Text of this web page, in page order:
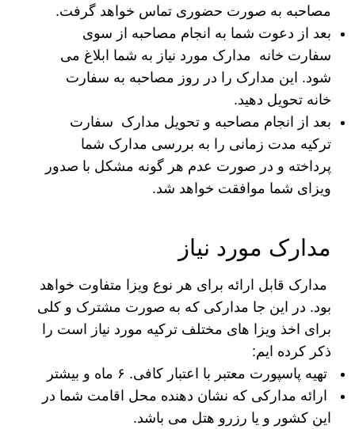
مصاحبه به صورت حضوری تماس خواهد گرفت.
بعد از دعوت شما به انجام مصاحبه از سوی
سفارت خانه مدارک مورد نیاز به شما ابلاغ می
شود. این مدارک را در روز مصاحبه به سفارت
خانه تحویل دهید.
بعد از انجام مصاحبه و تحویل مدارک سفارت
ترکیه مدت زمانی را به بررسی مدارک شما
پرداخته و در صورت عدم هر گونه مشکل با صدور
ویزای شما موافقت خواهد شد.
مدارک مورد نیاز
مدارک قابل ارائه برای هر نوع ویزا متفاوت خواهد
بود. در این جا مدارکی که به صورت مشترک و کلی
برای اخذ ویزا های مختلف ترکیه مورد نیاز است را
ذکر کرده ایم:
تهیه پاسپورت معتبر با اعتبار کافی. ۶ ماه و بیشتر
ارائه مدارکی که نشان دهنده محل اقامت شما در
این کشور و یا رزرو هتل می باشد.